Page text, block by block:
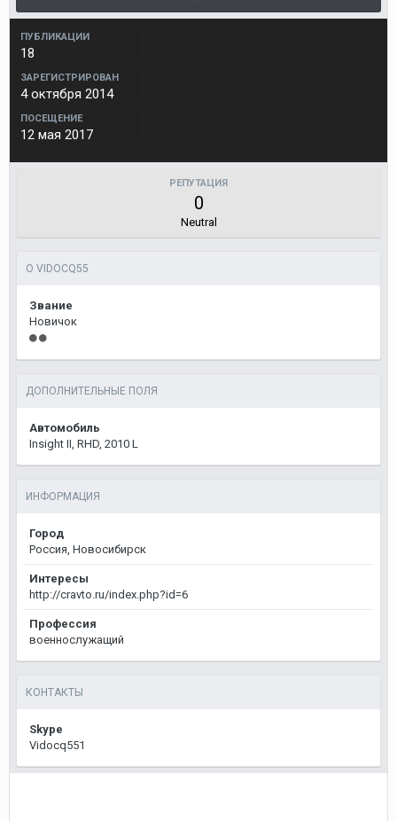
ПУБЛИКАЦИИ
18
ЗАРЕГИСТРИРОВАН
4 октября 2014
ПОСЕЩЕНИЕ
12 мая 2017
РЕПУТАЦИЯ
0
Neutral
О VIDOCQ55
Звание
Новичок
ДОПОЛНИТЕЛЬНЫЕ ПОЛЯ
Автомобиль
Insight II, RHD, 2010 L
ИНФОРМАЦИЯ
Город
Россия, Новосибирск
Интересы
http://cravto.ru/index.php?id=6
Профессия
военнослужащий
КОНТАКТЫ
Skype
Vidocq551